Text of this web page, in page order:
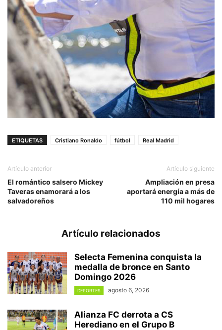
ETIQUETAS Cristiano Ronaldo fútbol Real Madrid
Artículo anterior
El romántico salsero Mickey
Taveras enamorará a los
salvadoreños
Artículo siguiente
Ampliación en presa
aportará energía a más de
110 mil hogares
Artículo relacionados
Selecta Femenina conquista la
medalla de bronce en Santo
Domingo 2026
DEPORTES agosto 6, 2026
Alianza FC derrota a CS
Herediano en el Grupo B